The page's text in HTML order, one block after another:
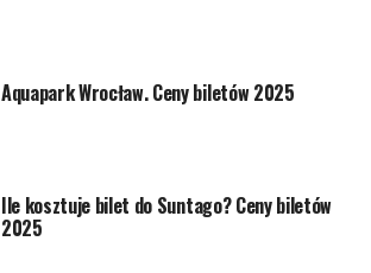
Aquapark Wrocław. Ceny biletów 2025
Ile kosztuje bilet do Suntago? Ceny biletów
2025